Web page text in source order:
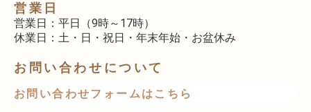
営業日
営業日：平日（9時～17時）
休業日：土・日・祝日・年末年始・お盆休み
お問い合わせについて
お問い合わせフォームはこちら